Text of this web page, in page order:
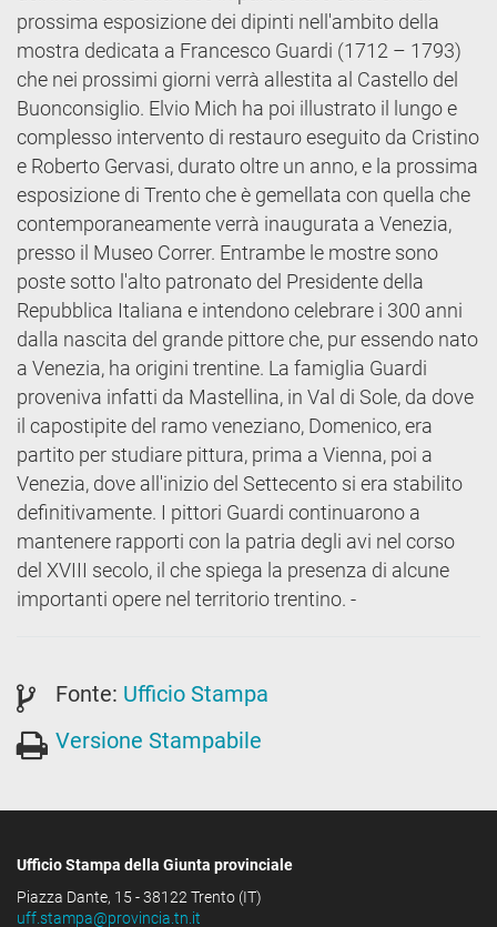
prossima esposizione dei dipinti nell'ambito della
mostra dedicata a Francesco Guardi (1712 – 1793)
che nei prossimi giorni verrà allestita al Castello del
Buonconsiglio. Elvio Mich ha poi illustrato il lungo e
complesso intervento di restauro eseguito da Cristino
e Roberto Gervasi, durato oltre un anno, e la prossima
esposizione di Trento che è gemellata con quella che
contemporaneamente verrà inaugurata a Venezia,
presso il Museo Correr. Entrambe le mostre sono
poste sotto l'alto patronato del Presidente della
Repubblica Italiana e intendono celebrare i 300 anni
dalla nascita del grande pittore che, pur essendo nato
a Venezia, ha origini trentine. La famiglia Guardi
proveniva infatti da Mastellina, in Val di Sole, da dove
il capostipite del ramo veneziano, Domenico, era
partito per studiare pittura, prima a Vienna, poi a
Venezia, dove all'inizio del Settecento si era stabilito
definitivamente. I pittori Guardi continuarono a
mantenere rapporti con la patria degli avi nel corso
del XVIII secolo, il che spiega la presenza di alcune
importanti opere nel territorio trentino. -
Fonte: Ufficio Stampa
Versione Stampabile
Ufficio Stampa della Giunta provinciale
Piazza Dante, 15 - 38122 Trento (IT)
uff.stampa@provincia.tn.it